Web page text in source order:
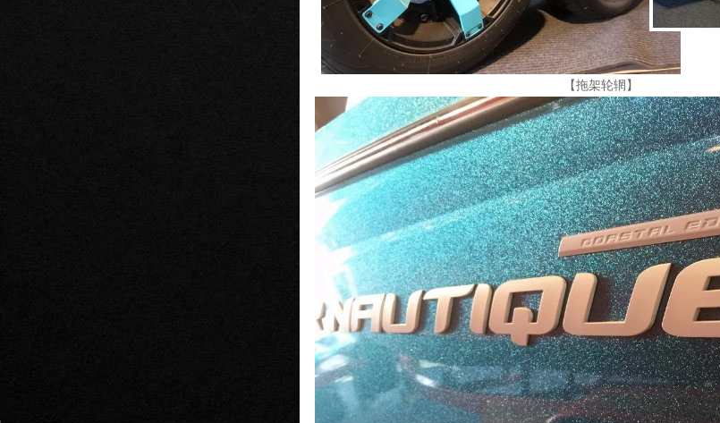
【拖架轮辋】